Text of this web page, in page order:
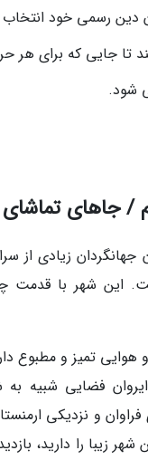
دین رسمی خود انتخاب
تا جایی که برای هر
شود.
/ جاهای
زیادی از
این شهر با قدمت
هوایی تمیز و مطبوع
فضایی شبیه به
و نزدیکی
را دارید،